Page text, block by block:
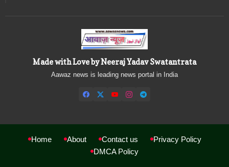
Made with Love by Neeraj Yadav Swatantrata
Aawaz news is leading news portal in India
Home About Contact us
Privacy Policy
DMCA Policy